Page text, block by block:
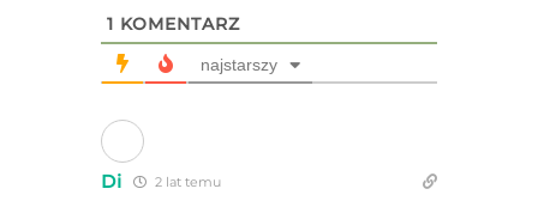
1 KOMENTARZ
najstarszy
Di 2 lat temu